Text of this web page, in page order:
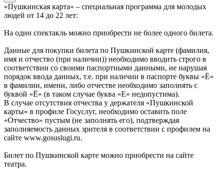
«Пушкинская карта» – специальная программа для молодых
людей от 14 до 22 лет:
На один спектакль можно приобрести не более одного билета.
Данные для покупки билета по Пушкинской карте (фамилия,
имя и отчество (при наличии)) необходимо вводить строго в
соответствии со своими паспортными данными, не нарушая
порядок ввода данных, т.е. при наличии в паспорте буквы «Ё»
в фамилии, имени, либо отчестве необходимо заполнять с
буквой «Ё» (в таком случае буква «Е» недопустима).
В случае отсутствия отчества у держателя «Пушкинской
карты» в профиле Госуслуг, необходимо оставить поле
«Отчество» пустым (не заполнять его), подтверждая
заполняемость данных зрителя в соответствии с профилем на
сайте www.gosuslugi.ru.
Билет по Пушкинской карте можно приобрести на сайте
театра.